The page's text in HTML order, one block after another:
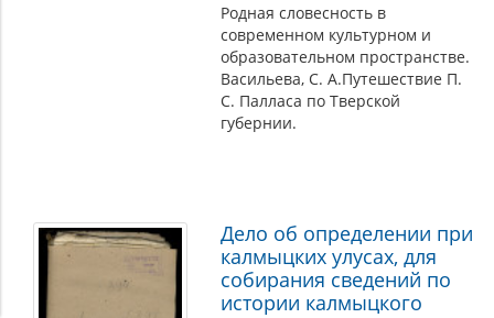
Родная словесность в
современном культурном и
образовательном пространстве.
Васильева, С. А.Путешествие П.
С. Палласа по Тверской
губернии.
Дело об определении при
калмыцких улусах, для
собирания сведений по
истории калмыцкого